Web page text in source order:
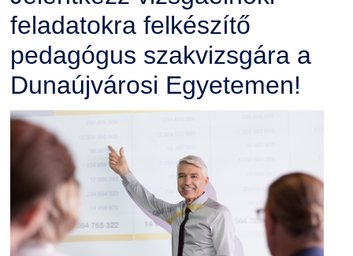
feladatokra felkészítő
pedagógus szakvizsgára a
Dunaújvárosi Egyetemen!